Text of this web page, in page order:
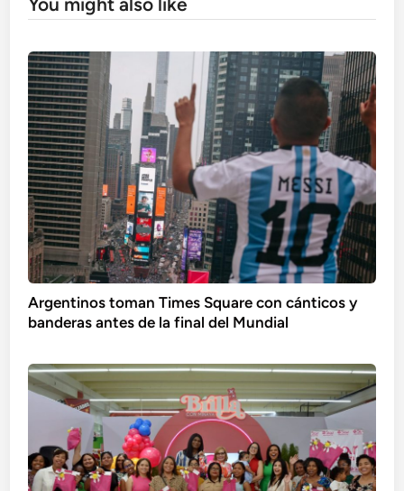
Argentinos toman Times Square con cánticos y
banderas antes de la final del Mundial